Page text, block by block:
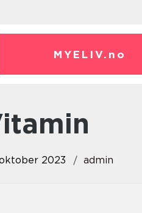
MYELIV. no
vitamin
2023 admin